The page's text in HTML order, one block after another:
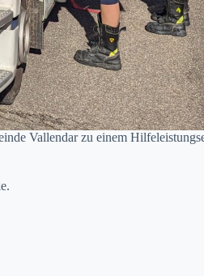
Vallendar zu einem